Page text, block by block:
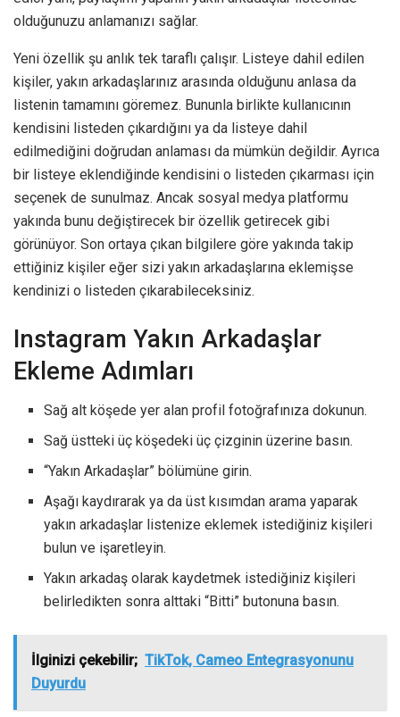
olduğunuzu anlamanızı sağlar.
Yeni özellik şu anlık tek taraflı çalışır. Listeye dahil edilen
kişiler, yakın arkadaşlarınız arasında olduğunu anlasa da
listenin tamamını göremez. Bununla birlikte kullanıcının
kendisini listeden çıkardığını ya da listeye dahil
edilmediğini doğrudan anlaması da mümkün değildir. Ayrıca
bir listeye eklendiğinde kendisini o listeden çıkarması için
seçenek de sunulmaz. Ancak sosyal medya platformu
yakında bunu değiştirecek bir özellik getirecek gibi
görünüyor. Son ortaya çıkan bilgilere göre yakında takip
ettiğiniz kişiler eğer sizi yakın arkadaşlarına eklemişse
kendinizi o listeden çıkarabileceksiniz.
Instagram Yakın Arkadaşlar
Ekleme Adımları
Sağ alt köşede yer alan profil fotoğrafınıza dokunun.
Sağ üstteki üç köşedeki üç çizginin üzerine basın.
“Yakın Arkadaşlar” bölümüne girin.
Aşağı kaydırarak ya da üst kısımdan arama yaparak
yakın arkadaşlar listenize eklemek istediğiniz kişileri
bulun ve işaretleyin.
Yakın arkadaş olarak kaydetmek istediğiniz kişileri
belirledikten sonra alttaki “Bitti” butonuna basın.
İlginizi çekebilir; TikTok, Cameo Entegrasyonunu
Duyurdu